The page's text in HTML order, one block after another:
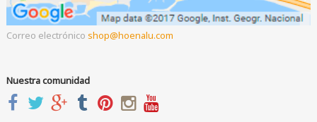
Correo electrónico shop hoenalu.com
Nuestra comunidad